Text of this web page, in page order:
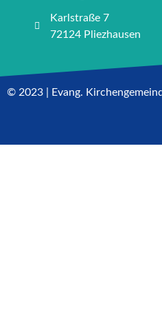
Karlstraße 7
72124 Pliezhausen
© 2023 | Evang.